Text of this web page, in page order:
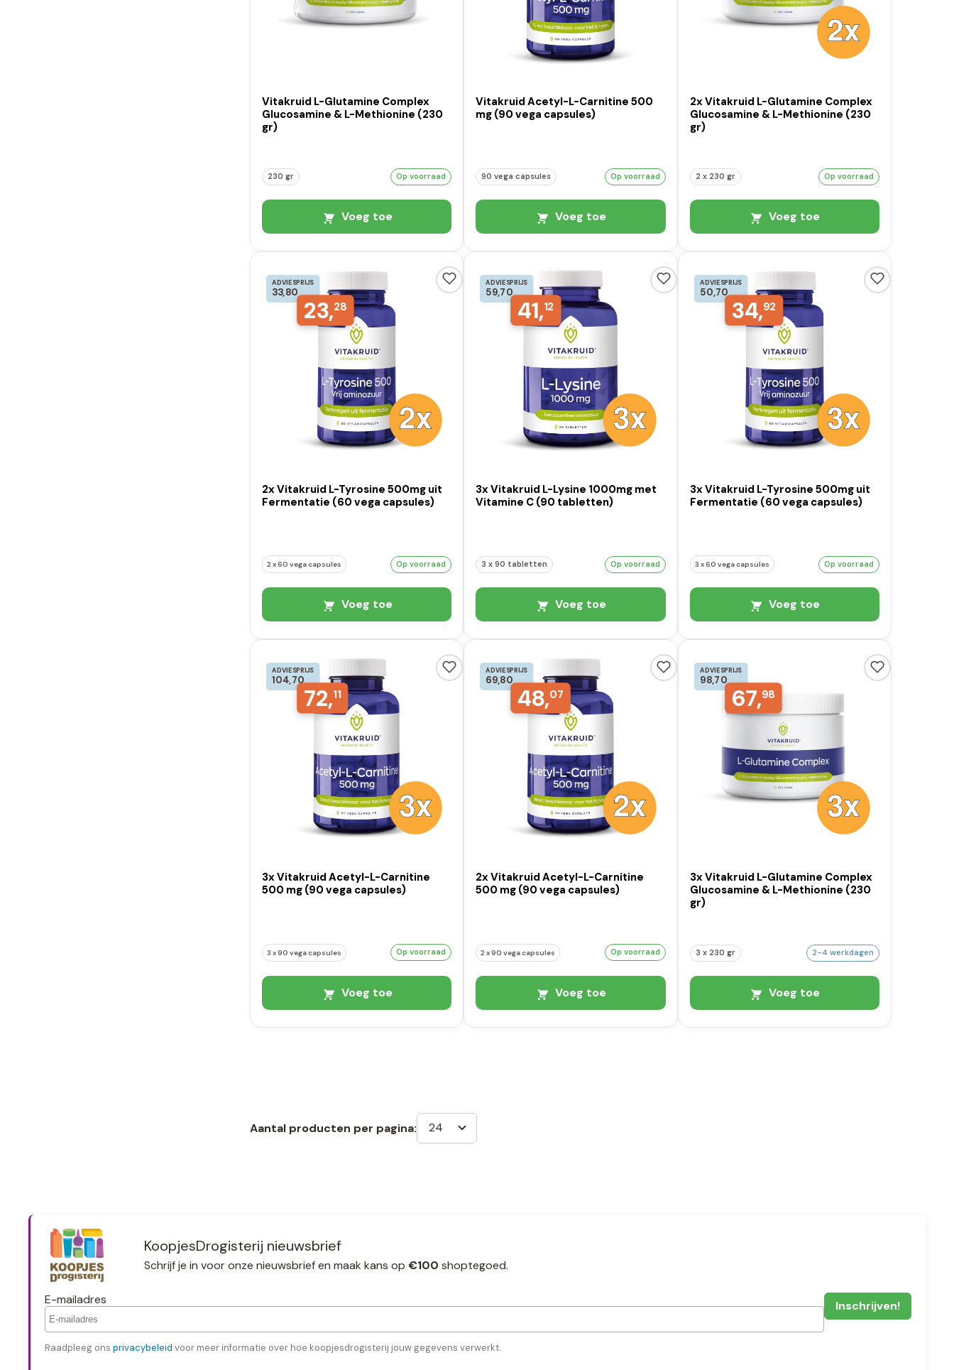
Vitakruid L-Glutamine Complex
Glucosamine & L-Methionine (230
gr)
230 gr Op voorraad
Voeg toe
Vitakruid Acetyl-L-Carnitine 500
mg (90 vega capsules)
90 vega capsules Op voorraad
Voeg toe
2x Vitakruid L-Glutamine Complex
Glucosamine & L-Methionine (230
gr)
2 x 230 gr Op voorraad
Voeg toe
ADVIESPRIJS
33,80
23,28
2x Vitakruid L-Tyrosine 500mg uit
Fermentatie (60 vega capsules)
2 x 60 vega capsules Op voorraad
Voeg toe
ADVIESPRIJS
59,70
41,12
3x Vitakruid L-Lysine 1000mg met
Vitamine C (90 tabletten)
3 x 90 tabletten Op voorraad
Voeg toe
ADVIESPRIJS
50,70
34,92
3x Vitakruid L-Tyrosine 500mg uit
Fermentatie (60 vega capsules)
3 x 60 vega capsules Op voorraad
Voeg toe
ADVIESPRIJS
104,70
72,11
3x Vitakruid Acetyl-L-Carnitine
500 mg (90 vega capsules)
3 x 90 vega capsules Op voorraad
Voeg toe
ADVIESPRIJS
69,80
48,07
2x Vitakruid Acetyl-L-Carnitine
500 mg (90 vega capsules)
2 x 90 vega capsules Op voorraad
Voeg toe
ADVIESPRIJS
98,70
67,98
3x Vitakruid L-Glutamine Complex
Glucosamine & L-Methionine (230
gr)
3 x 230 gr 2-4 werkdagen
Voeg toe
Aantal producten per pagina: 24
KoopjesDrogisterij nieuwsbrief
Schrijf je in voor onze nieuwsbrief en maak kans op €100 shoptegoed.
E-mailadres
Raadpleeg ons privacybeleid voor meer informatie over hoe koopjesdrogisterij jouw gegevens verwerkt.